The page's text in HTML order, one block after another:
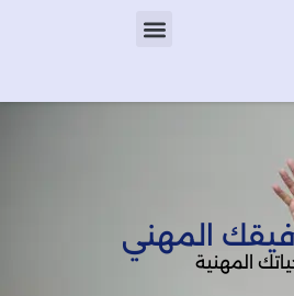
المهني
المهنية